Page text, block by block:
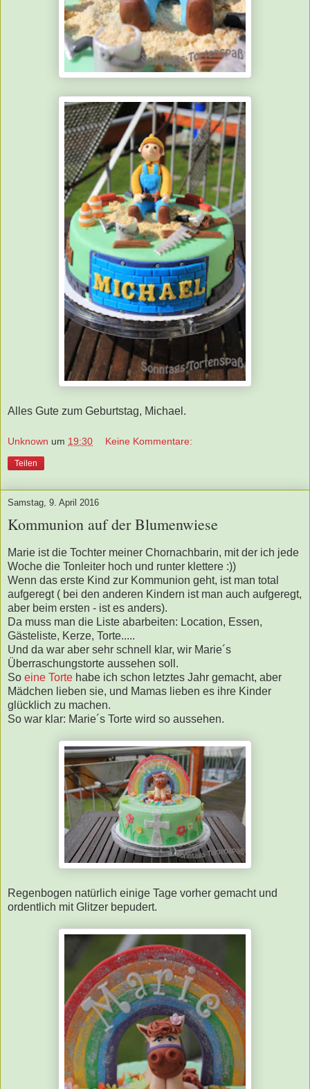
Alles Gute zum Geburtstag, Michael.
Unknown um 19:30 Keine Kommentare:
Teilen
Samstag, 9. April 2016
Kommunion auf der Blumenwiese
Marie ist die Tochter meiner Chornachbarin, mit der ich jede
Woche die Tonleiter hoch und runter klettere :))
Wenn das erste Kind zur Kommunion geht, ist man total
aufgeregt ( bei den anderen Kindern ist man auch aufgeregt,
aber beim ersten - ist es anders).
Da muss man die Liste abarbeiten: Location, Essen,
Gästeliste, Kerze, Torte.....
Und da war aber sehr schnell klar, wir Marie´s
Überraschungstorte aussehen soll.
So eine Torte habe ich schon letztes Jahr gemacht, aber
Mädchen lieben sie, und Mamas lieben es ihre Kinder
glücklich zu machen.
So war klar: Marie´s Torte wird so aussehen.
Regenbogen natürlich einige Tage vorher gemacht und
ordentlich mit Glitzer bepudert.